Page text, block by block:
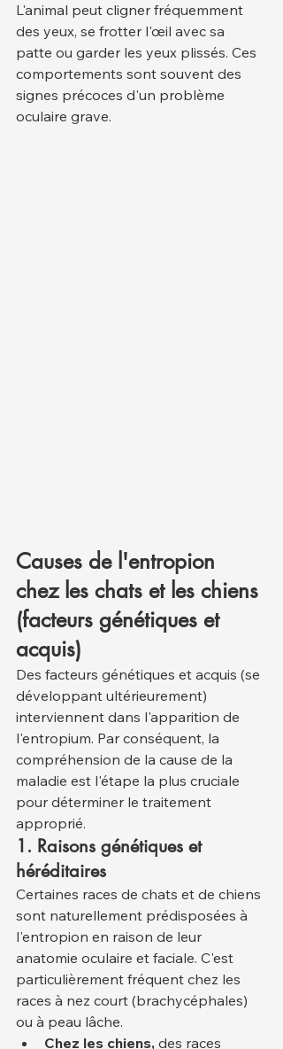
L'animal peut cligner fréquemment
des yeux, se frotter l'œil avec sa
patte ou garder les yeux plissés. Ces
comportements sont souvent des
signes précoces d'un problème
oculaire grave.
Causes de l'entropion
chez les chats et les chiens
(facteurs génétiques et
acquis)
Des facteurs génétiques et acquis (se
développant ultérieurement)
interviennent dans l'apparition de
l'entropium. Par conséquent, la
compréhension de la cause de la
maladie est l'étape la plus cruciale
pour déterminer le traitement
approprié.
1. Raisons génétiques et
héréditaires
Certaines races de chats et de chiens
sont naturellement prédisposées à
l'entropion en raison de leur
anatomie oculaire et faciale. C'est
particulièrement fréquent chez les
races à nez court (brachycéphales)
ou à peau lâche.
Chez les chiens, des races